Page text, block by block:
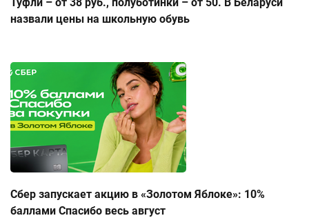
назвали цены на школьную обувь
Сбер запускает акцию в «Золотом Яблоке»: 10%
баллами Спасибо весь август